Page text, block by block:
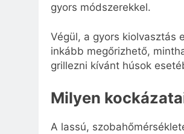
gyors módszerekkel.
Végül, a gyors kiolvasztás
inkább megőrizhető,
grillezni kívánt húsok
Milyen
A lassú,